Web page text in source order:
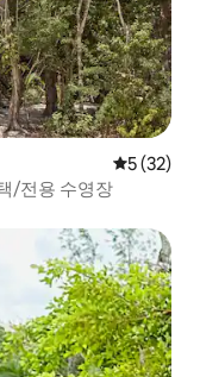
평점 5점
5 (32)
/전용 수영장